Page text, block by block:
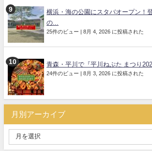
横浜・海の公園にスタバオープン！
の...
25件のビュー | 8月 4, 2026 に投稿された
青森・平川で『平川ねぷた まつり
24件のビュー | 8月 3, 2026 に投稿された
月別アーカイブ